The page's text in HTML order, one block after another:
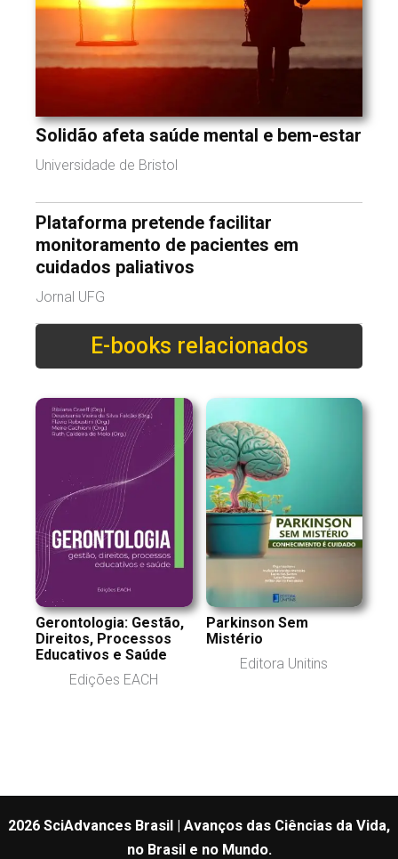
Solidão afeta saúde mental e bem-estar
Universidade de Bristol
Plataforma pretende facilitar
monitoramento de pacientes em
cuidados paliativos
Jornal UFG
E-books relacionados
Gerontologia: Gestão,
Direitos, Processos
Educativos e Saúde
Edições EACH
Parkinson Sem
Mistério
Editora Unitins
2026 SciAdvances Brasil | Avanços das Ciências da Vida,
no Brasil e no Mundo.